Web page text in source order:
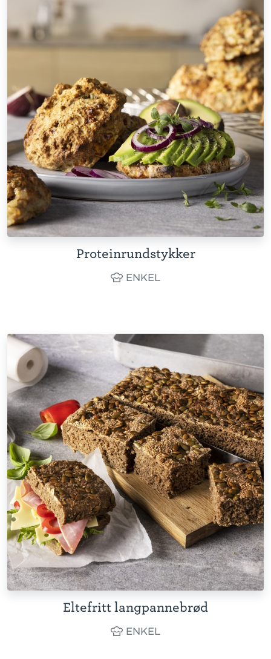
Proteinrundstykker
ENKEL
Eltefritt langpannebrød
ENKEL